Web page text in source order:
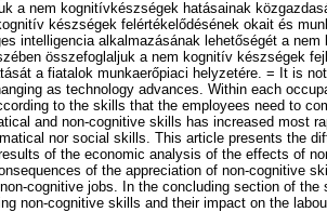
a nem kognitívkészségek hatásainak
készségek felértékelődésének okait és
intelligencia alkalmazásának lehetőségét a
összefoglaljuk a nem kognitív készségek
a fiatalok munkaerőpiaci helyzetére. = It is
as technology advances. Within each
to the skills that the employees need to
and non-cognitive skills has increased most
nor social skills. This article presents the
of the economic analysis of the effects of
of the appreciation of non-cognitive
cognitive jobs. In the concluding section of
non-cognitive skills and their impact on the